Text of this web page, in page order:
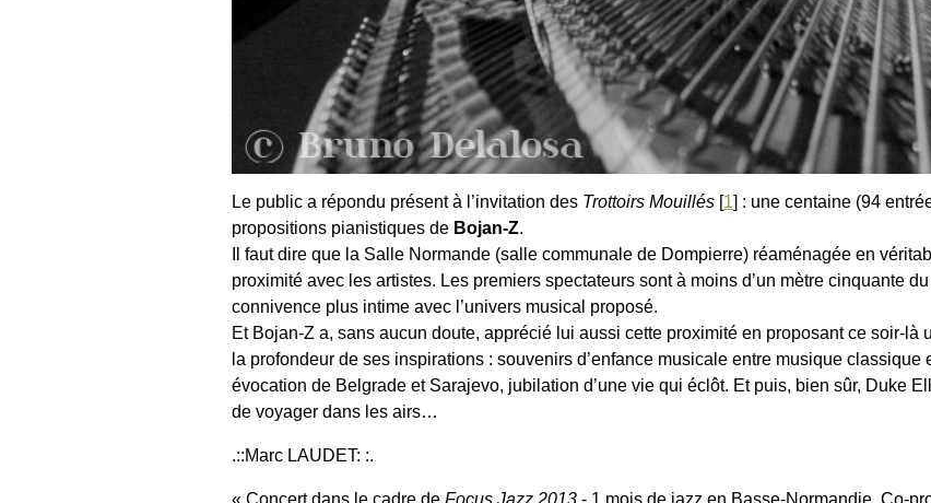
Le public a répondu présent à l’invitation des Trottoirs Mouillés [1] : une centaine (94
propositions pianistiques de Bojan-Z.
Il faut dire que la Salle Normande (salle communale de Dompierre) réaménagée en
proximité avec les artistes. Les premiers spectateurs sont à moins d’un mètre cinquante
connivence plus intime avec l’univers musical proposé.
Et Bojan-Z a, sans aucun doute, apprécié lui aussi cette proximité en proposant ce soir-là
la profondeur de ses inspirations : souvenirs d’enfance musicale entre musique
évocation de Belgrade et Sarajevo, jubilation d’une vie qui éclôt. Et puis, bien sûr, Duke
de voyager dans les airs…
.::Marc LAUDET: :.
Concert dans le cadre de Focus Jazz 2013 - 1 mois de jazz en Basse-Normandie. Co-